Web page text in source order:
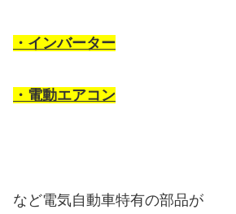
・インバーター
・電動エアコン
など電気自動車特有の部品が